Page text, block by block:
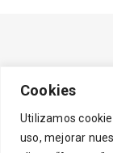
Cookies
Utilizamos
uso, mejorar